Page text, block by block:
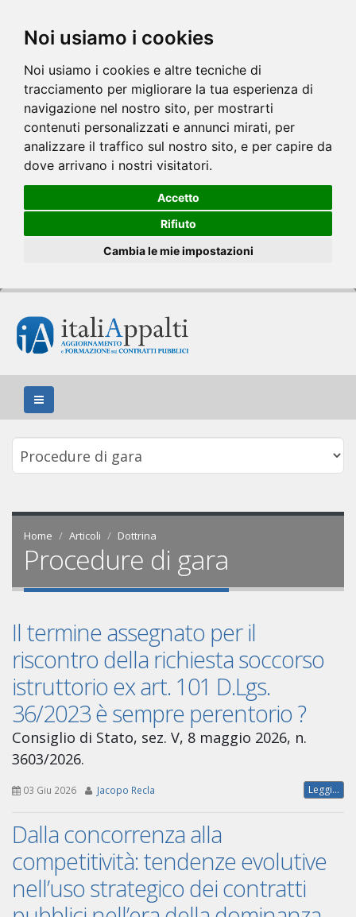
Noi usiamo i cookies
Noi usiamo i cookies e altre tecniche di
tracciamento per migliorare la tua esperienza di
navigazione nel nostro sito, per mostrarti
contenuti personalizzati e annunci mirati, per
analizzare il traffico sul nostro sito, e per capire da
dove arrivano i nostri visitatori.
Accetto
Rifiuto
Cambia le mie impostazioni
Home Articoli Dottrina
Procedure di gara
Il termine assegnato per il
riscontro della richiesta soccorso
istruttorio ex art. 101 D.Lgs.
36/2023 è sempre perentorio ?
Consiglio di Stato, sez. V, 8 maggio 2026, n.
3603/2026.
03 Giu 2026 Jacopo Recla Leggi...
Dalla concorrenza alla
competitività: tendenze evolutive
nell’uso strategico dei contratti